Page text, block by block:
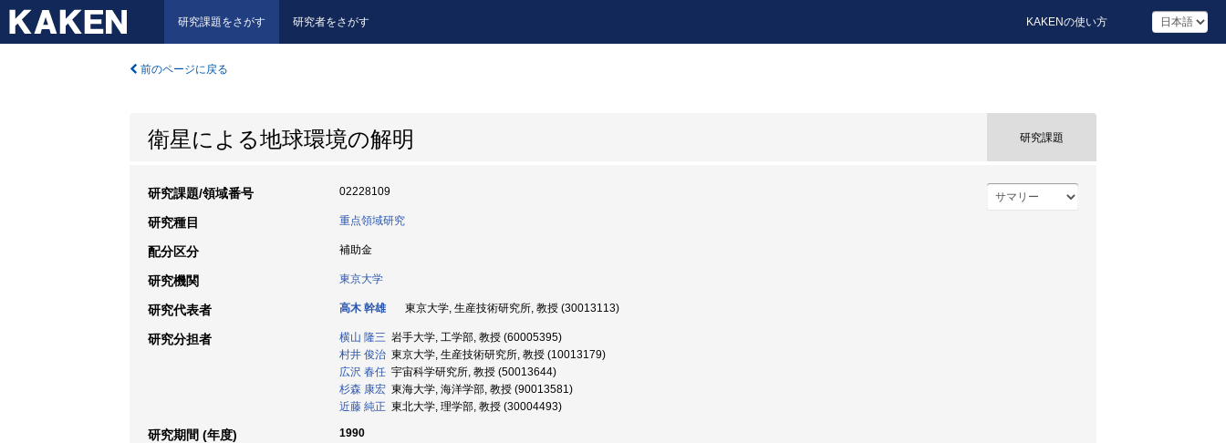
研究課題をさがす 研究者をさがす KAKENの使い方
前のページに戻る
衛星による地球環境の解明 研究課題
研究課題/領域番号 02228109
研究種目 重点領域研究
配分区分 補助金
研究機関 東京大学
研究代表者 高木 幹雄 東京大学, 生産技術研究所, 教授 (30013113)
研究分担者 横山 隆三 岩手大学, 工学部, 教授 (60005395)
村井 俊治 東京大学, 生産技術研究所, 教授 (10013179)
広沢 春任 宇宙科学研究所, 教授 (50013644)
杉森 康宏 東海大学, 海洋学部, 教授 (90013581)
近藤 純正 東北大学, 理学部, 教授 (30004493)
研究期間 (年度) 1990